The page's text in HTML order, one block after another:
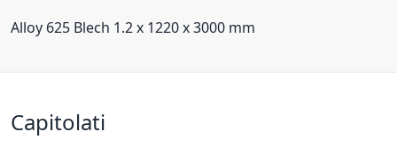
Alloy 625 Blech 1.2 x 1220 x 3000 mm
Capitolati